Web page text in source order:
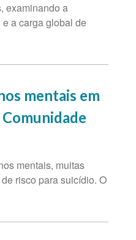
examinando a
a carga global de
mentais em
mentais, muitas
risco para suicídio. O